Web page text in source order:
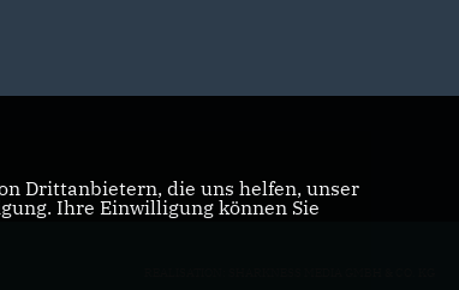
Drittanbietern, die uns helfen, unser
Ihre Einwilligung können Sie